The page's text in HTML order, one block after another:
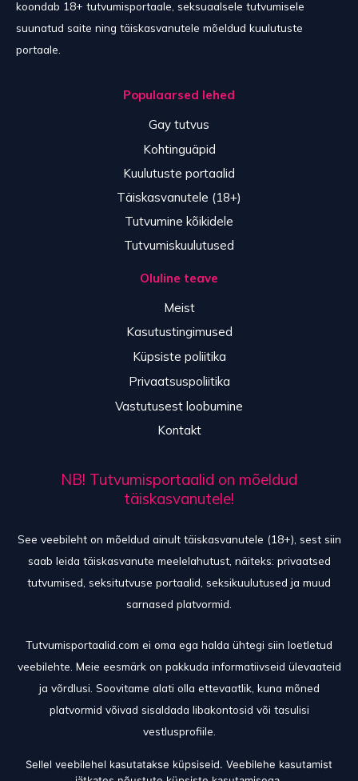
koondab 18+ tutvumisportaale, seksuaalsele tutvumisele
suunatud saite ning täiskasvanutele mõeldud kuulutuste
portaale.
Populaarsed lehed
Gay tutvus
Kohtinguäpid
Kuulutuste portaalid
Täiskasvanutele (18+)
Tutvumine kõikidele
Tutvumiskuulutused
Oluline teave
Meist
Kasutustingimused
Küpsiste poliitika
Privaatsuspoliitika
Vastutusest loobumine
Kontakt
NB! Tutvumisportaalid on mõeldud
täiskasvanutele!
See veebileht on mõeldud ainult täiskasvanutele (18+), sest siin
saab leida täiskasvanute meelelahutust, näiteks: privaatsed
tutvumised, seksitutvuse portaalid, seksikuulutused ja muud
sarnased platvormid.
Tutvumisportaalid.com ei oma ega halda ühtegi siin loetletud
veebilehte. Meie eesmärk on pakkuda informatiivseid ülevaateid
ja võrdlusi. Soovitame alati olla ettevaatlik, kuna mõned
platvormid võivad sisaldada libakontosid või tasulisi
vestlusprofiile.
Sellel veebilehel kasutatakse küpsiseid. Veebilehe kasutamist